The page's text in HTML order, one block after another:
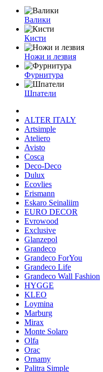
Валики
Кисти
Ножи и лезвия
Фурнитура
Шпатели
ALTER ITALY
Artsimple
Ateliero
Avisto
Cosca
Deco-Deco
Dulux
Ecovlies
Erismann
Eskaro Seinaliim
EURO DECOR
Evrowood
Exclusive
Glanzepol
Grandeco
Grandeco ForYou
Grandeco Life
Grandeco Wall Fashion
HYGGE
KLEO
Loymina
Marburg
Mirax
Monte Solaro
Olfa
Orac
Ornamy
Palitra Simple